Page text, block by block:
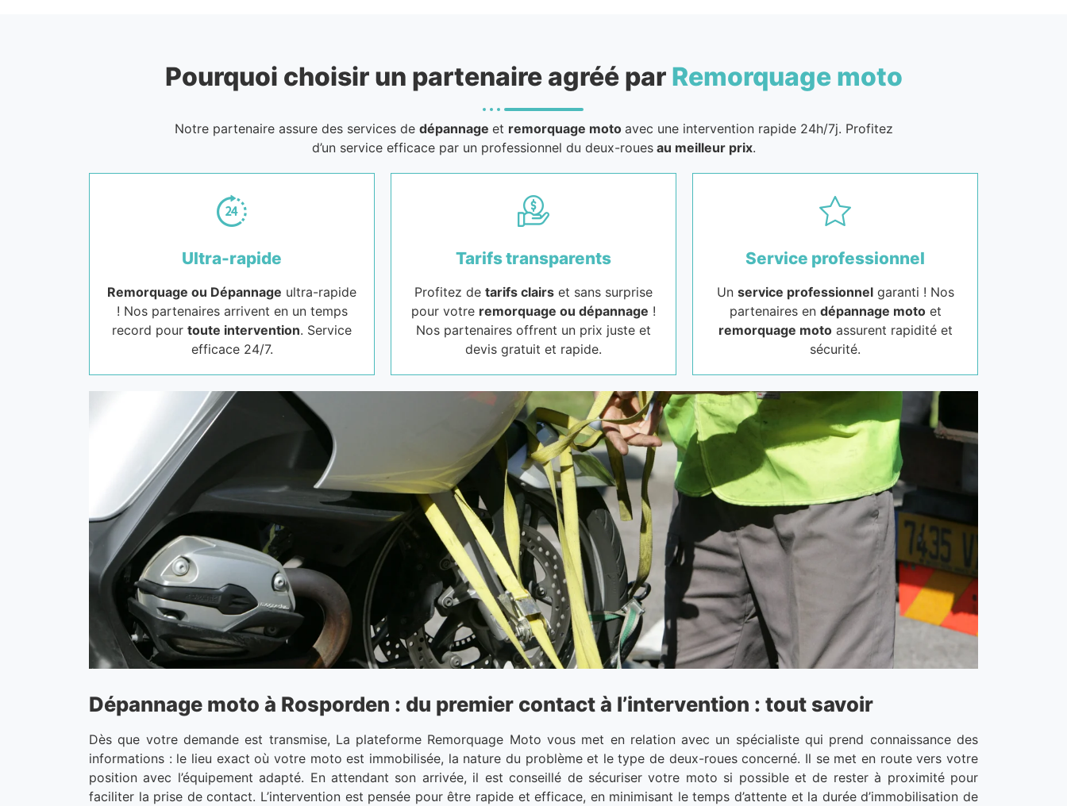
Pourquoi choisir un partenaire agréé par Remorquage moto
Notre partenaire assure des services de dépannage et remorquage moto avec une intervention rapide 24h/7j. Profitez
d’un service efficace par un professionnel du deux-rouesau meilleur prix.
Ultra-rapide
Remorquage ou Dépannage ultra-rapide
! Nos partenaires arrivent en un temps
record pour toute intervention. Service
efficace 24/7.
Tarifs transparents
Profitez de tarifs clairs et sans surprise
pour votre remorquage ou dépannage !
Nos partenaires offrent un prix juste et
devis gratuit et rapide.
Service professionnel
Un service professionnelgaranti ! Nos
partenaires en dépannage motoet
remorquage motoassurent rapidité et
sécurité.
Dépannage moto à Rosporden : du premier contact à l’intervention : tout savoir
Dès que votre demande est transmise, La plateforme Remorquage Moto vous met en relation avec un spécialiste qui prend connaissance des
informations : le lieu exact où votre moto est immobilisée, la nature du problème et le type de deux-roues concerné. Il se met en route vers votre
position avec l’équipement adapté. En attendant son arrivée, il est conseillé de sécuriser votre moto si possible et de rester à proximité pour
faciliter la prise de contact. L’intervention est pensée pour être rapide et efficace, en minimisant le temps d’attente et la durée d’immobilisation de